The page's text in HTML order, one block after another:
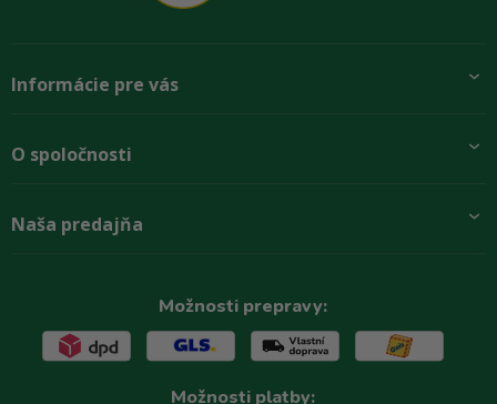
Informácie pre vás
Preprava a platba
Rady zákazníkom
O spoločnosti
O firme
Naša predajňa
Možnosti prepravy:
Možnosti platby: